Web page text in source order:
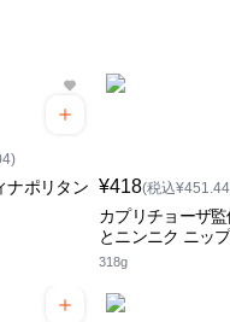
ナポリタン ¥418(税込
カプリチョーザ監
とニンニク ニッ
318g